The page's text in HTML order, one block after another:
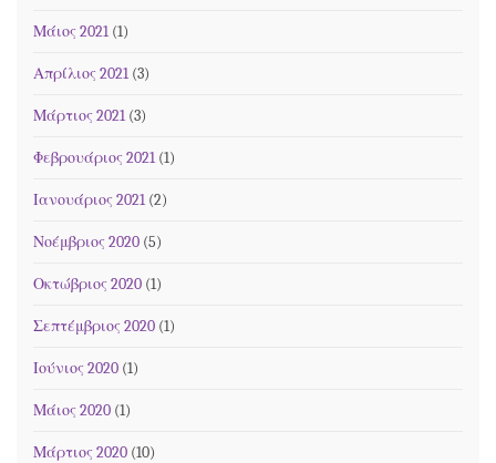
Μάιος 2021 (1)
Απρίλιος 2021 (3)
Μάρτιος 2021 (3)
Φεβρουάριος 2021 (1)
Ιανουάριος 2021 (2)
Νοέμβριος 2020 (5)
Οκτώβριος 2020 (1)
Σεπτέμβριος 2020 (1)
Ιούνιος 2020 (1)
Μάιος 2020 (1)
Μάρτιος 2020 (10)